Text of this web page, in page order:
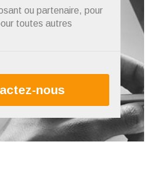
ou partenaire, pour
toutes autres
nous